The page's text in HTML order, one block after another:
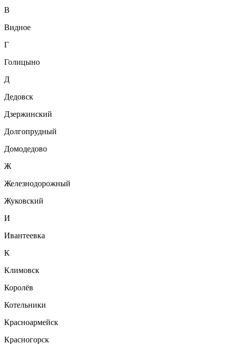
В
Видное
Г
Голицыно
Д
Дедовск
Дзержинский
Долгопрудный
Домодедово
Ж
Железнодорожный
Жуковский
И
Ивантеевка
К
Климовск
Королёв
Котельники
Красноармейск
Красногорск